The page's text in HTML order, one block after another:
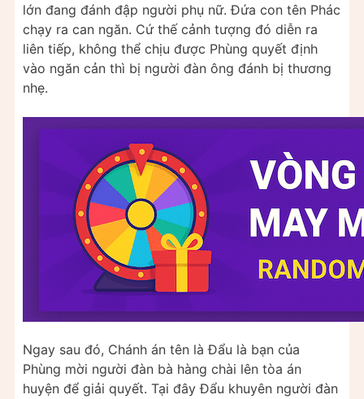
lớn đang đánh đập người phụ nữ. Đứa con tên Phác
chạy ra can ngăn. Cứ thế cảnh tượng đó diễn ra
liên tiếp, không thể chịu được Phùng quyết định
vào ngăn cản thì bị người đàn ông đánh bị thương
nhẹ.
Ngay sau đó, Chánh án tên là Đẩu là bạn của
Phùng mời người đàn bà hàng chài lên tòa án
huyện để giải quyết. Tại đây Đẩu khuyên người đàn